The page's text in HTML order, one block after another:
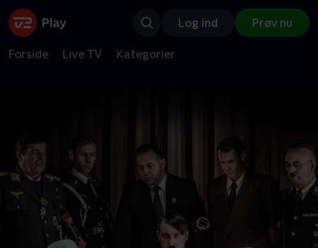
Log ind Prøv nu
Forside Live TV Kategorier